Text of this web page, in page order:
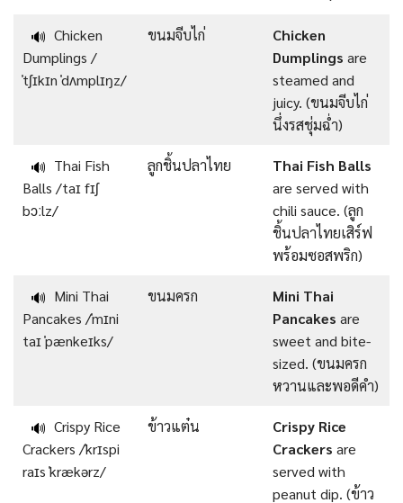
🔊 Chicken
Dumplings /
ˈtʃɪkɪn ˈdʌmplɪŋz/
ขนมจีบไก่
Chicken
Dumplings are
steamed and
juicy. (ขนมจีบไก่
นึ่งรสชุ่มฉ่ำ)
🔊 Thai Fish
Balls /taɪ fɪʃ
bɔːlz/
ลูกชิ้นปลาไทย
Thai Fish Balls
are served with
chili sauce. (ลูก
ชิ้นปลาไทยเสิร์ฟ
พร้อมซอสพริก)
🔊 Mini Thai
Pancakes /ˈmɪni
taɪ ˈpænkeɪks/
ขนมครก
Mini Thai
Pancakes are
sweet and bite-
sized. (ขนมครก
หวานและพอดีคำ)
🔊 Crispy Rice
Crackers /ˈkrɪspi
raɪs ˈkrækərz/
ข้าวแต๋น
Crispy Rice
Crackers are
served with
peanut dip. (ข้าว